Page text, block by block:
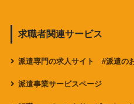
求職者関連サービス
派遣専門の求人サイト #派遣の
派遣事業サービスページ